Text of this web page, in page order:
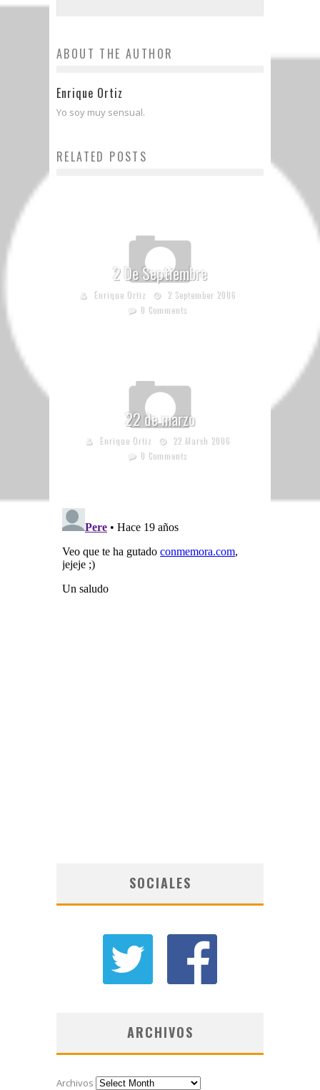
ABOUT THE AUTHOR
Enrique Ortiz
Yo soy muy sensual.
RELATED POSTS
2 De Septiembre
Enrique Ortiz
2 September 2006
0 Comments
22 de marzo
Enrique Ortiz
22 March 2006
0 Comments
SOCIALES
ARCHIVOS
Archivos